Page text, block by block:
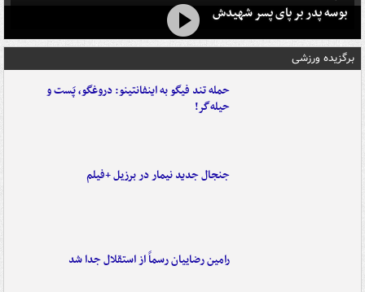
بوسه‌ پدر بر پای پسر شهیدش
برگزیده ورزشی
حمله تند فیگو به اینفانتینو: دروغگو، پَست‌ و
حیله‌گر!
جنجال جدید نیمار در برزیل +فیلم
رامین رضاییان رسماً از استقلال جدا شد